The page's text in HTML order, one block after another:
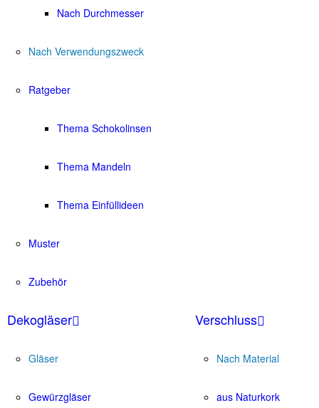
Nach Durchmesser
Nach Verwendungszweck
Ratgeber
Thema Schokolinsen
Thema Mandeln
Thema Einfüllideen
Muster
Zubehör
Dekogläser
Gläser
Gewürzgläser
Verschluss
Nach Material
aus Naturkork